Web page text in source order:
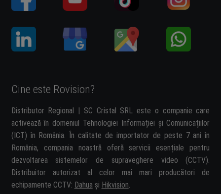
Cine este Rovision?
Distributor Regional | SC Cristal SRL este o companie care
activează în domeniul Tehnologiei Informației și Comunicațiilor
(ICT) în România. În calitate de importator de peste 7 ani în
România, compania noastră oferă servicii esențiale pentru
dezvoltarea sistemelor de supraveghere video (CCTV).
Distribuitor autorizat al celor mai mari producători de
echipamente CCTV: Dahua și Hikvision.